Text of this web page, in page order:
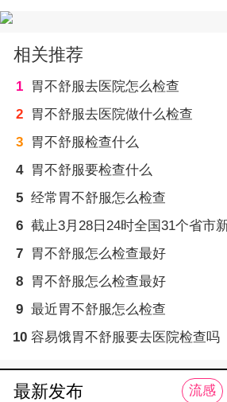
相关推荐
1
胃不舒服去医院怎么检查
2
胃不舒服去医院做什么检查
3
胃不舒服检查什么
4
胃不舒服要检查什么
5 经常胃不舒服怎么检查
6
7
胃不舒服怎么检查最好
8
胃不舒服怎么检查最好
9 最近胃不舒服怎么检查
10 容易饿胃不舒服要去医院检查吗
最新发布 流感